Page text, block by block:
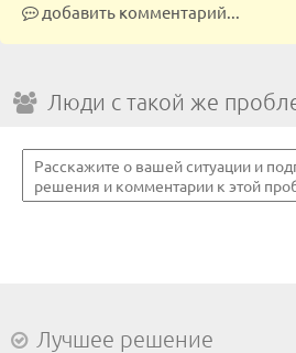
добавить комментарий...
Люди с такой же
Лучшее решение